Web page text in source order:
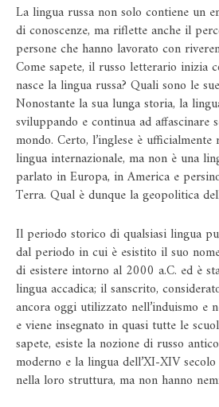
La lingua russa non solo contiene un
di conoscenze, ma riflette anche il
persone che hanno lavorato con
Come sapete, il russo letterario inizia
nasce la lingua russa? Quali sono le
Nonostante la sua lunga storia, la
sviluppando e continua ad affascinare
mondo. Certo, l’inglese è
lingua internazionale, ma non è una
parlato in Europa, in America e
Terra. Qual è dunque la geopolitica
Il periodo storico di qualsiasi lingua
dal periodo in cui è esistito il suo
di esistere intorno al 2000 a.C. ed è
lingua accadica; il sanscrito,
ancora oggi utilizzato nell’induismo e
e viene insegnato in quasi tutte le
sapete, esiste la nozione di russo
moderno e la lingua dell’XI-XIV
nella loro struttura, ma non hanno